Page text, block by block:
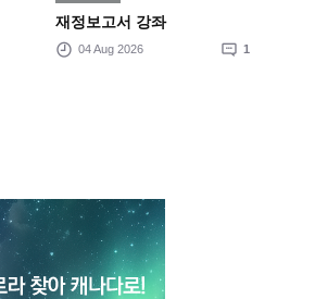
재정보고서 강좌
04 Aug 2026 1